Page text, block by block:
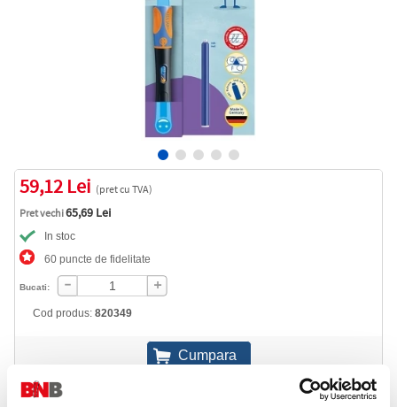
59,12 Lei (pret cu TVA)
Pret vechi65,69 Lei
In stoc
60 puncte de fidelitate
Bucati:
Cod produs: 820349